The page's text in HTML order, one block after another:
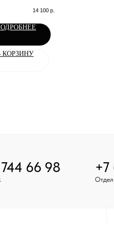
14 100 р.
КОРЗИНУ
66 98